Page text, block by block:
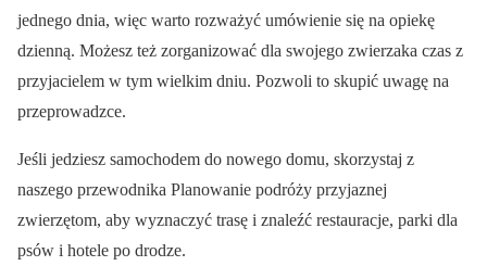
jednego dnia, więc warto rozważyć umówienie się na opiekę
dzienną. Możesz też zorganizować dla swojego zwierzaka czas z
przyjacielem w tym wielkim dniu. Pozwoli to skupić uwagę na
przeprowadzce.
Jeśli jedziesz samochodem do nowego domu, skorzystaj z
naszego przewodnika Planowanie podróży przyjaznej
zwierzętom, aby wyznaczyć trasę i znaleźć restauracje, parki dla
psów i hotele po drodze.